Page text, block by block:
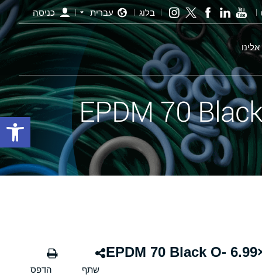
בלוג עברית כניסה
אורינג שחור - 469 506.86×6.99 EPDM 70 Black O-
פתח